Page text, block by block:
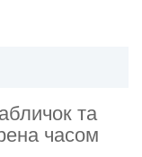
та
часом